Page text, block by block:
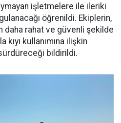
işletmelere ile ileriki
öğrenildi. Ekiplerin,
daha rahat ve güvenli şekilde
kullanımına ilişkin
bildirildi.